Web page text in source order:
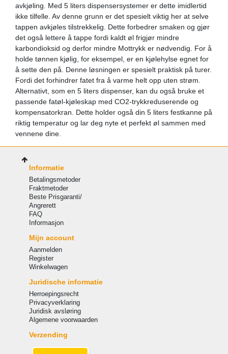
avkjøling. Med 5 liters dispensersystemer er dette imidlertid
ikke tilfelle. Av denne grunn er det spesielt viktig her at selve
tappen avkjøles tilstrekkelig. Dette forbedrer smaken og gjør
det også lettere å tappe fordi kaldt øl frigjør mindre
karbondioksid og derfor mindre Mottrykk er nødvendig. For å
holde tønnen kjølig, for eksempel, er en kjølehylse egnet for
å sette den på. Denne løsningen er spesielt praktisk på turer.
Fordi det forhindrer fatet fra å varme helt opp uten strøm.
Alternativt, som en 5 liters dispenser, kan du også bruke et
passende fatøl-kjøleskap med CO2-trykkreduserende og
kompensatorkran. Dette holder også din 5 liters festkanne på
riktig temperatur og lar deg nyte et perfekt øl sammen med
vennene dine.
Informatie
Betalingsmetoder
Fraktmetoder
Beste Prisgaranti/
Angrerett
FAQ
Informasjon
Mijn account
Aanmelden
Register
Winkelwagen
Juridische informatie
Herroepingsrecht
Privacyverklaring
Juridisk avsløring
Algemene voorwaarden
Verzending